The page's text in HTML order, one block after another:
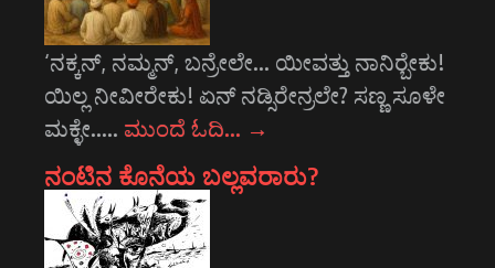
‘ನಕ್ಕನ್, ನಮ್ಮನ್, ಬನ್ರೇಲೇ... ಯೀವತ್ತು ನಾನಿರ್‍ಬೇಕು!
ಯಿಲ್ಲ ನೀವೀರೇಕು! ಏನ್ ನಡ್ಸಿರೇನ್ರಲೇ? ಸಣ್ಣ ಸೂಳೇ
ಮಕ್ಳೇ..… ಮುಂದೆ ಓದಿ… →
ನಂಟಿನ ಕೊನೆಯ ಬಲ್ಲವರಾರು?